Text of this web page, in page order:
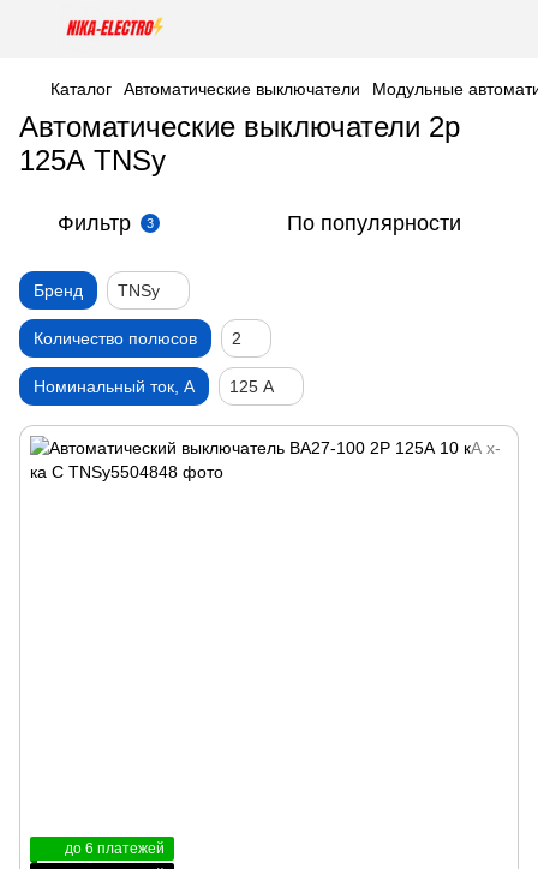
Каталог Автоматические выключатели Модульные
Автоматические выключатели 2р
125А TNSy
Фильтр 3 По популярности
Бренд TNSy
Количество полюсов 2
Номинальный ток, А 125 А
до 6 платежей